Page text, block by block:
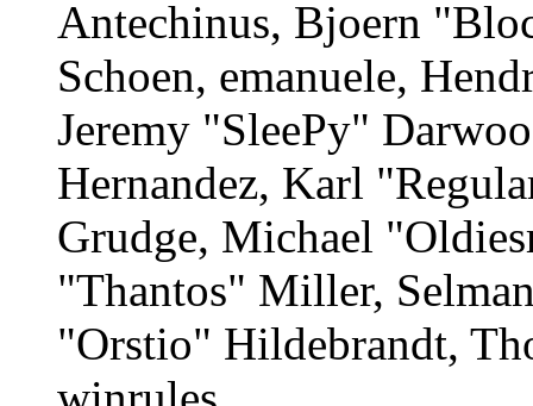
Antechinus, Bjoern
Schoen, emanuele,
Jeremy "SleePy"
Hernandez, Karl
Grudge, Michael
"Thantos" Miller,
"Orstio" Hildebrandt,